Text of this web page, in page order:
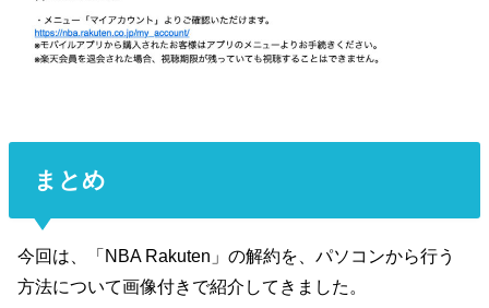
まとめ
今回は、「NBA Rakuten」の解約を、パソコンから行う
方法について画像付きで紹介してきました。